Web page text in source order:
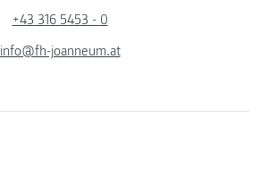
+43 316 5453 - 0
info@fh-joanneum.at